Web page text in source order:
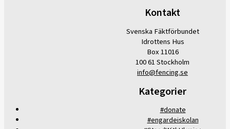
Kontakt
Svenska Fäktförbundet
Idrottens Hus
Box 11016
100 61 Stockholm
info@fencing.se
Kategorier
#donate
#engardeiskolan